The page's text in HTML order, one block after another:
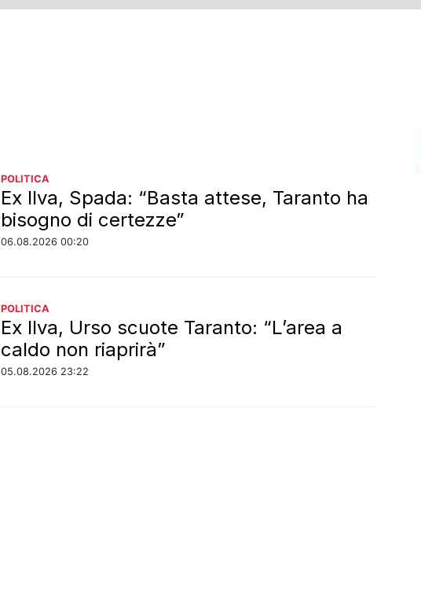
POLITICA
Ex Ilva, Spada: “Basta attese, Taranto ha
bisogno di certezze”
06.08.2026 00:20
POLITICA
Ex Ilva, Urso scuote Taranto: “L’area a
caldo non riaprirà”
05.08.2026 23:22